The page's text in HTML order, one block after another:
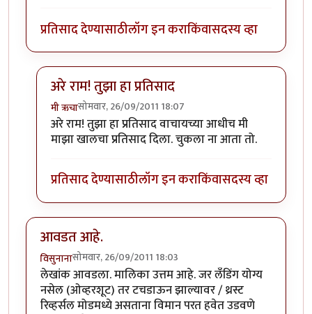
प्रतिसाद देण्यासाठीलॉग इन कराकिंवासदस्य व्हा
अरे राम! तुझा हा प्रतिसाद
मी ऋचासोमवार, 26/09/2011 18:07
In reply toमला ऑफिसच्या पार्किंग मध्येby५० फक्त
अरे राम! तुझा हा प्रतिसाद वाचायच्या आधीच मी
माझा खालचा प्रतिसाद दिला. चुकला ना आता तो.
प्रतिसाद देण्यासाठीलॉग इन कराकिंवासदस्य व्हा
आवडत आहे.
विसुनानासोमवार, 26/09/2011 18:03
लेखांक आवडला. मालिका उत्तम आहे. जर लँडिंग योग्य
नसेल (ओव्हरशूट) तर टचडाऊन झाल्यावर / थ्रस्ट
रिव्हर्सल मोडमध्ये असताना विमान परत हवेत उडवणे